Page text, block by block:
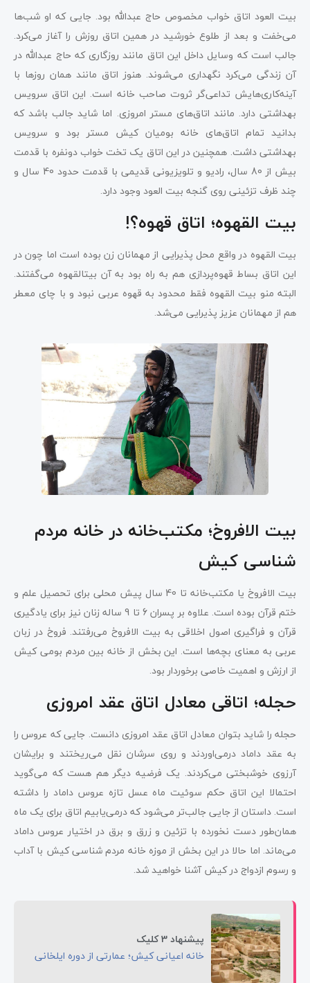
بیت العود اتاق خواب مخصوص حاج عبدالله بود. جایی که او شب‌ها
می‌خفت و بعد از طلوع خورشید در همین اتاق روزش را آغاز می‌کرد.
جالب است که وسایل داخل این اتاق مانند روزگاری که حاج عبدالله در
آن زندگی می‌کرد نگهداری می‌شوند. هنوز اتاق مانند همان روزها با
آینه‌کاری‌هایش تداعی‌گر ثروت صاحب خانه است. این اتاق سرویس
بهداشتی دارد. مانند اتاق‌های مستر امروزی. اما شاید جالب باشد که
بدانید تمام اتاق‌های خانه بومیان کیش مستر بود و سرویس
بهداشتی داشت. همچنین در این اتاق یک تخت خواب دونفره با قدمت
بیش از 80 سال، رادیو و تلویزیونی قدیمی با قدمت حدود 40 سال و
چند ظرف تزئینی روی گنجه بیت العود وجود دارد.
بیت القهوه؛ اتاق قهوه؟!
بیت القهوه در واقع محل پذیرایی از مهمانان زن بوده است اما چون در
این اتاق بساط قهوه‌پردازی هم به راه بود به آن بیتالقهوه می‌گفتند.
البته منو بیت القهوه فقط محدود به قهوه عربی نبود و با چای معطر
هم از مهمانان عزیز پذیرایی می‌شد.
بیت الافروخ؛ مکتب‌خانه در خانه مردم
شناسی کیش
بیت الافروخ یا مکتب‌خانه تا 40 سال پیش محلی برای تحصیل علم و
ختم قرآن بوده است. علاوه بر پسران 6 تا 9 ساله زنان نیز برای یادگیری
قرآن و فراگیری اصول اخلاقی به بیت الافروخ می‌رفتند. فروخ در زبان
عربی به معنای بچه‌ها است. این بخش از خانه بین مردم بومی کیش
از ارزش و اهمیت خاصی برخوردار بود.
حجله؛ اتاقی معادل اتاق عقد امروزی
حجله را شاید بتوان معادل اتاق عقد امروزی دانست. جایی که عروس را
به عقد داماد درمی‌اوردند و روی سرشان نقل می‌ریختند و برایشان
آرزوی خوشبختی می‌کردند. یک فرضیه دیگر هم هست که می‌گوید
احتمالا این اتاق حکم سوئیت ماه عسل تازه عروس داماد را داشته
است. داستان از جایی جالب‌تر می‌شود که درمی‌یابیم اتاق برای یک ماه
همان‌طور دست نخورده با تزئین و زرق و برق در اختیار عروس داماد
می‌ماند. اما حالا در این بخش از موزه خانه مردم شناسی کیش با آداب
و رسوم ازدواج در کیش آشنا خواهید شد.
پیشنهاد 3 کلیک
خانه اعیانی کیش؛ عمارتی از دوره ایلخانی